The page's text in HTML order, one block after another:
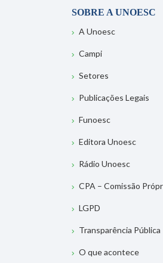
SOBRE A UNOESC
A Unoesc
Campi
Setores
Publicações Legais
Funoesc
Editora Unoesc
Rádio Unoesc
CPA – Comissão
LGPD
Transparência Pública
O que acontece